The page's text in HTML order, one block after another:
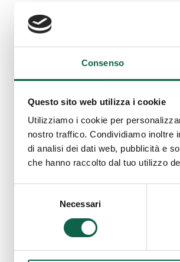
Consenso
Questo sito web utilizza i cookie
Utilizziamo i cookie per
nostro traffico. Condividiamo inoltre
di analisi dei dati web, pubblicità e
che hanno raccolto dal tuo utilizzo
Necessari
ESAMI/